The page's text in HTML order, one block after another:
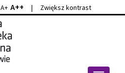
A+ A++ | Zwiększ kontrast